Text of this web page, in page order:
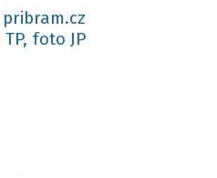
pribram.cz
TP, foto JP